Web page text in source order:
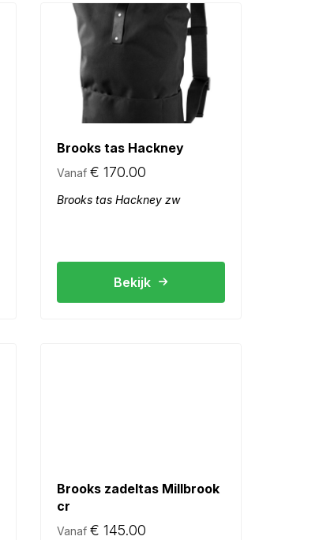
Brooks tas Hackney
Vanaf € 170.00
Brooks tas Hackney zw
Bekijk
Brooks zadeltas Millbrook
cr
Vanaf € 145.00